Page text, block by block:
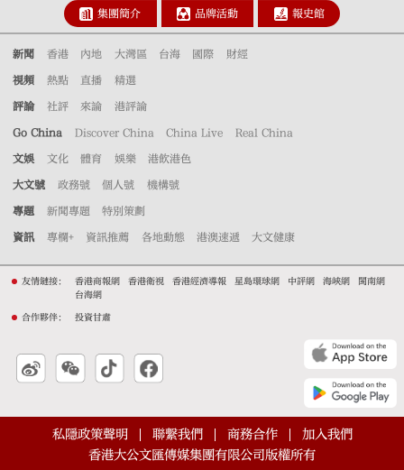
集團簡介 品牌活動 報史館
新聞 香港 內地 大灣區 台海 國際 財經
視頻 熱點 直播 精選
評論 社評 來論 港評論
Go China Discover China China Live Real China
文娛 文化 體育 娛樂 港飲港色
大文號 政務號 個人號 機構號
專題 新聞專題 特別策劃
資訊 專欄+ 資訊推薦 各地動態 港澳速遞 大文健康
友情鏈接： 香港商報網 香港衛視 香港經濟導報 星島環球網 中評網 海峽網
閩南網
台海網
合作夥伴： 投資甘肅
私隱政策聲明 聯繫我們 商務合作
加入我們
香港大公文匯傳媒集團有限公司版權所有